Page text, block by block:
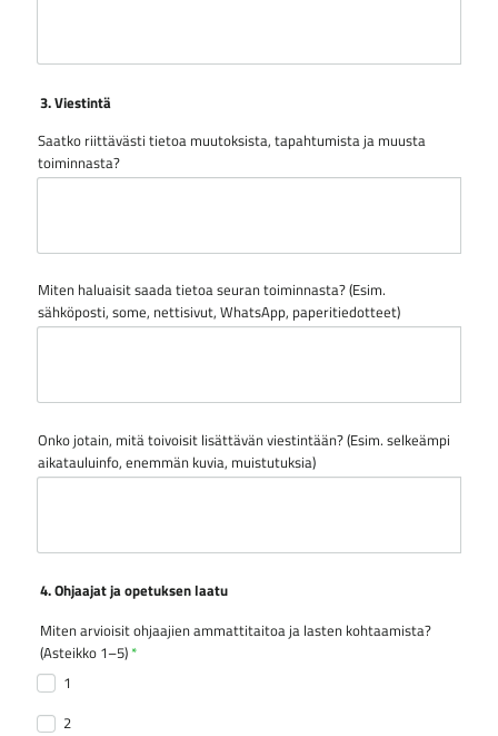
3. Viestintä
Saatko riittävästi tietoa muutoksista, tapahtumista ja muusta
toiminnasta?
Miten haluaisit saada tietoa seuran toiminnasta? (Esim.
sähköposti, some, nettisivut, WhatsApp, paperitiedotteet)
Onko jotain, mitä toivoisit lisättävän viestintään? (Esim. selkeämpi
aikatauluinfo, enemmän kuvia, muistutuksia)
4. Ohjaajat ja opetuksen laatu
Miten arvioisit ohjaajien ammattitaitoa ja lasten kohtaamista?
(Asteikko 1–5)*
1
2